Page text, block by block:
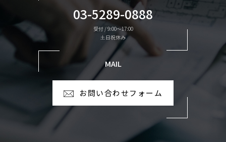
03-5289-0888
受付 / 9:00〜17:00
土日祝休み
MAIL
お問い合わせフォーム